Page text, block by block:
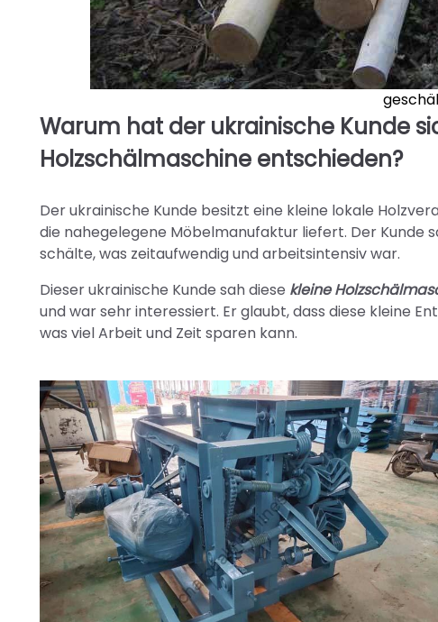
Warum hat der ukrainische Kunde
Holzschälmaschine entschieden?
Der ukrainische Kunde besitzt eine kleine lokale
die nahegelegene Möbelmanufaktur liefert. Der Kunde
schälte, was zeitaufwendig und arbeitsintensiv war.
Dieser ukrainische Kunde sah diese kleine
und war sehr interessiert. Er glaubt, dass diese kleine
was viel Arbeit und Zeit sparen kann.